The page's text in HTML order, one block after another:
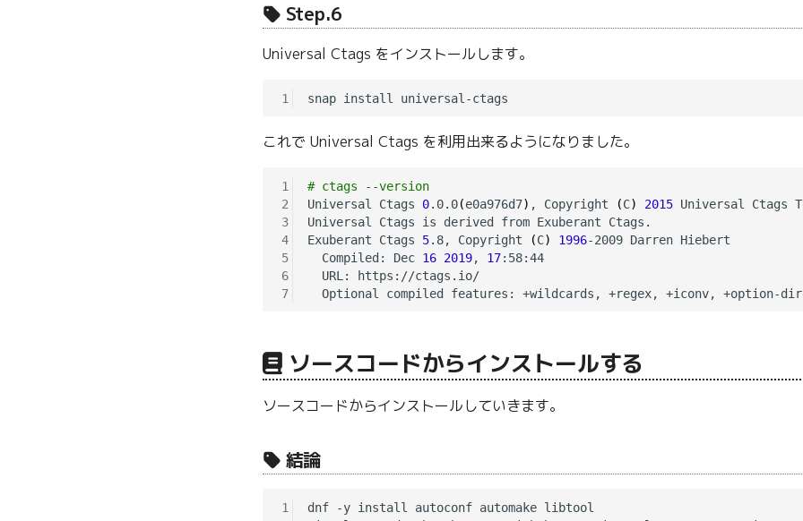
Step.6
Universal Ctags をインストールします。
1
これで Universal Ctags を利用出来るようになりました。
1
2
3
4
5
6
7
# ctags --version
Universal Ctags 0.0.0(e0a976d7) , Copyright (C) 2015 Universal Ctags
Universal Ctags is derived from Exuberant Ctags.
Exuberant Ctags 5.8, Copyright (C) 1996-2009 Darren Hiebert
  Compiled: Dec
16 2019, 17:58:44
  URL: https://ctags.io/
ソースコードからインストールする
ソースコードからインストールしていきます。
結論
1
dnf -y install autoconf automake libtool